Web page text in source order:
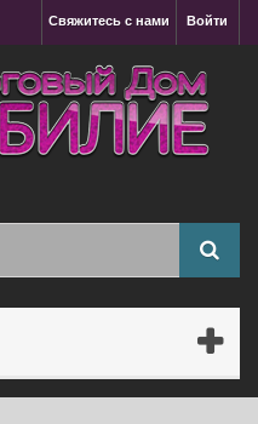
Войти
Свяжитесь с нами